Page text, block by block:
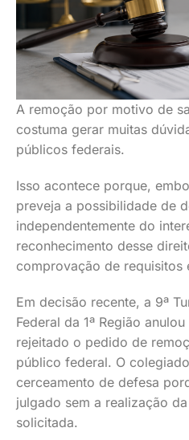
A remoção por motivo de
costuma gerar muitas
públicos federais.
Isso acontece porque,
preveja a possibilidade de
independentemente do
reconhecimento desse
comprovação de requisitos
Em decisão recente, a 9ª
Federal da 1ª Região
rejeitado o pedido de
público federal. O
cerceamento de defesa
julgado sem a realização
solicitada.